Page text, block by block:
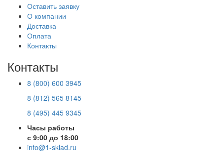
Оставить заявку
О компании
Доставка
Оплата
Контакты
Контакты
8 (800) 600 3945
8 (812) 565 8145
8 (495) 445 9345
Часы работы
с 9:00 до 18:00
info@1-sklad.ru